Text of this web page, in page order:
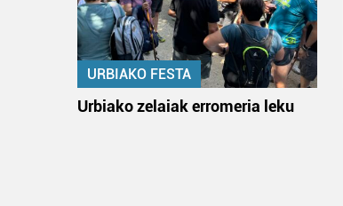
URBIAKO FESTA
Urbiako zelaiak erromeria leku